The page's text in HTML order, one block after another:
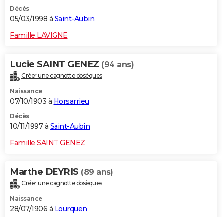
Décès
05/03/1998 à Saint-Aubin
Famille LAVIGNE
Lucie SAINT GENEZ (94 ans)
Créer une cagnotte obsèques
Naissance
07/10/1903 à Horsarrieu
Décès
10/11/1997 à Saint-Aubin
Famille SAINT GENEZ
Marthe DEYRIS (89 ans)
Créer une cagnotte obsèques
Naissance
28/07/1906 à Lourquen